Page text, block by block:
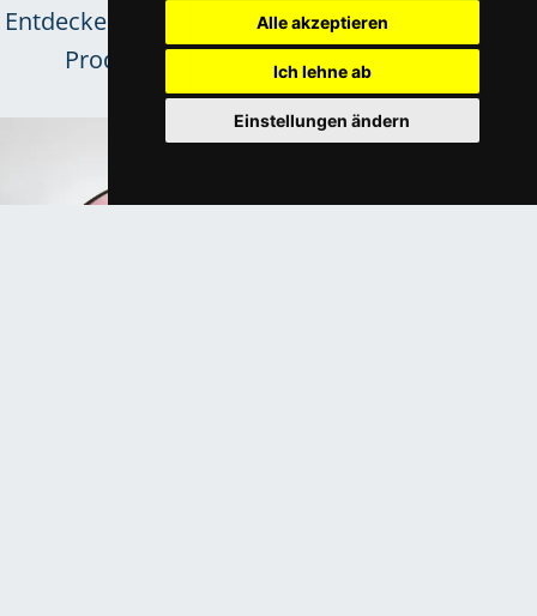
Alle akzeptieren
Ich lehne ab
Einstellungen ändern
Entdecken Sie neue Kollektionen und innovative
Produkttrends unserer zuverlässigen
Lieferpartner.